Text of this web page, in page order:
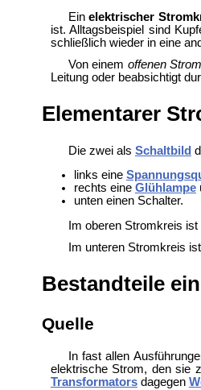
Einelektrischer
ist. Alltagsbeispiel sind
schließlich wieder in eine
Von einem offenen
Leitung oder beabsichtigt
Elementarer
Die zwei als Schaltbild
links eine
rechts eine Glühlampe
unten einen Schalter.
Im oberen Stromkreis
Im unteren Stromkreis
Bestandteile
Quelle
In fast allen
elektrische Strom, den sie
Transformatorsdagegen